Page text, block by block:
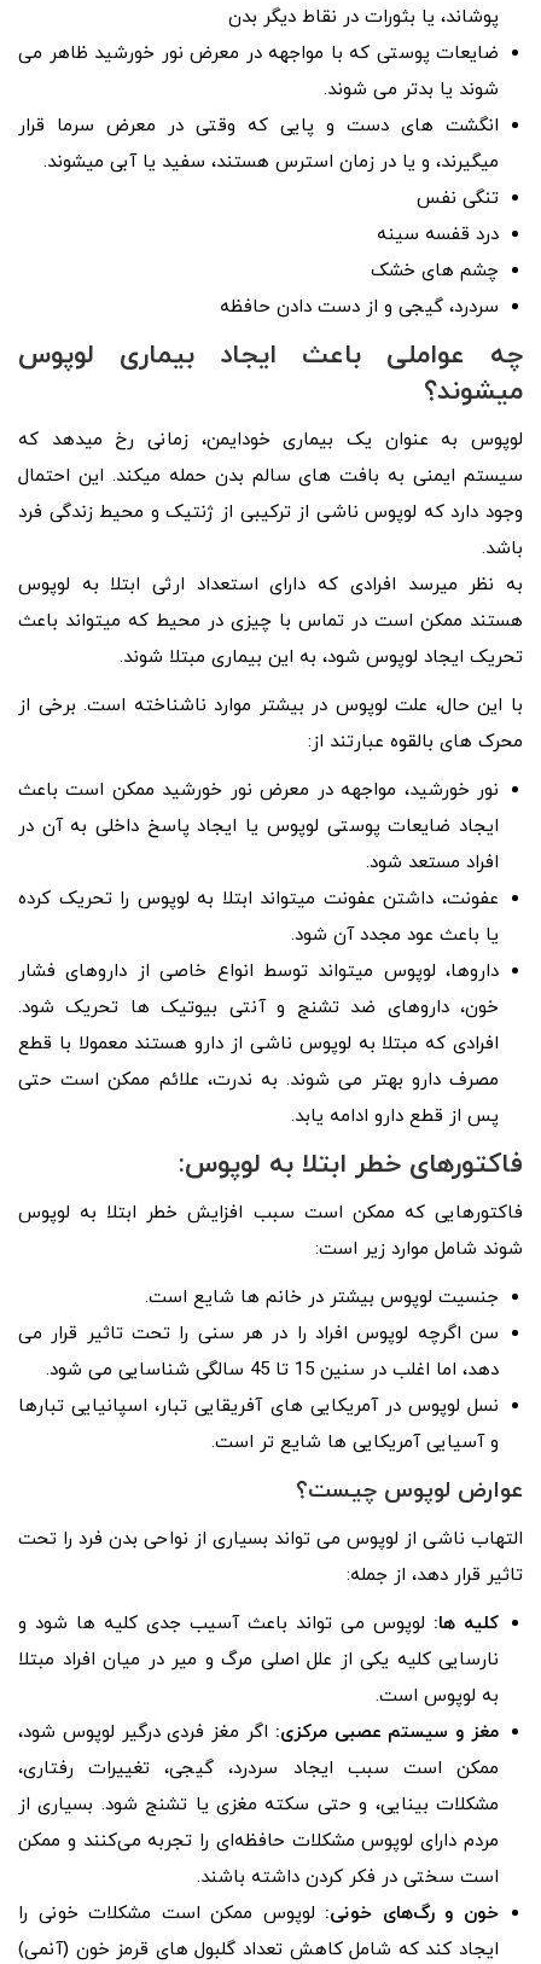
پوشاند، یا بثورات در نقاط دیگر بدن
ضایعات پوستی که با مواجهه در معرض نور خورشید ظاهر می
شوند یا بدتر می شوند.
انگشت‌ های دست و پایی که وقتی در معرض سرما قرار
میگیرند، و یا در زمان استرس هستند، سفید یا آبی میشوند.
تنگی نفس
درد قفسه سینه
چشم‌ های خشک
سر‌درد، گیجی و از دست دادن حافظه
چه عواملی باعث ایجاد بیماری لوپوس
میشوند؟
لوپوس به عنوان یک بیماری خودایمن، زمانی رخ میدهد که
سیستم ایمنی به بافت های سالم بدن حمله میکند. این احتمال
وجود دارد که لوپوس ناشی از ترکیبی از ژنتیک و محیط زندگی فرد
باشد.
به نظر میرسد افرادی که دارای استعداد ارثی ابتلا به لوپوس
هستند ممکن است در تماس با چیزی در محیط که میتواند باعث
تحریک ایجاد لوپوس شود، به این بیماری مبتلا شوند.
با این حال، علت لوپوس در بیشتر موارد ناشناخته است. برخی از
محرک های بالقوه عبارتند از:
نور خورشید، مواجهه در معرض نور خورشید ممکن است باعث
ایجاد ضایعات پوستی لوپوس یا ایجاد پاسخ داخلی به آن در
افراد مستعد شود.
عفونت، داشتن عفونت میتواند ابتلا به لوپوس را تحریک کرده
یا باعث عود مجدد آن شود.
دارو‌ها، لوپوس میتواند توسط انواع خاصی از داروهای فشار
خون، داروهای ضد تشنج و آنتی بیوتیک ها تحریک شود.
افرادی که مبتلا به لوپوس ناشی از دارو هستند معمولا با قطع
مصرف دارو بهتر می شوند. به ندرت، علائم ممکن است حتی
پس از قطع دارو ادامه یابد.
فاکتورهای خطر ابتلا به لوپوس:
فاکتورهایی که ممکن است سبب افزایش خطر ابتلا به لوپوس
شوند شامل موارد زیر است:
جنسیت لوپوس بیشتر در خانم‌ ها شایع است.
سن اگرچه لوپوس افراد را در هر سنی را تحت تاثیر قرار می
دهد، اما اغلب در سنین 15 تا 45 سالگی شناسایی می شود.
نسل لوپوس در آمریکایی های آفریقایی تبار، اسپانیایی تبارها
و آسیایی آمریکایی ها شایع تر است.
عوارض لوپوس چیست؟
التهاب ناشی از لوپوس می تواند بسیاری از نواحی بدن فرد را تحت
تاثیر قرار دهد، از جمله:
کلیه‌ ها: لوپوس می تواند باعث آسیب جدی کلیه‌ ها شود و
نارسایی کلیه یکی از علل اصلی مرگ و میر در میان افراد مبتلا
به لوپوس است.
مغز و سیستم عصبی مرکزی: اگر مغز فردی درگیر لوپوس شود،
ممکن است سبب ایجاد سردرد، گیجی، تغییرات رفتاری،
مشکلات بینایی، و حتی سکته مغزی یا تشنج شود. بسیاری از
مردم دارای لوپوس مشکلات حافظه‌ای را تجربه می‌کنند و ممکن
است سختی در فکر کردن داشته باشند.
خون و رگ‌های خونی: لوپوس ممکن است مشکلات خونی را
ایجاد کند که شامل کاهش تعداد گلبول‌ های قرمز خون (آنمی)